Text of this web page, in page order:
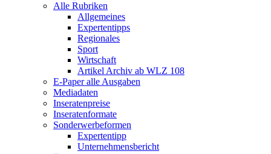
Alle Rubriken
Allgemeines
Expertentipps
Regionales
Sport
Wirtschaft
Artikel Archiv ab WLZ 108
E-Paper alle Ausgaben
Mediadaten
Inseratenpreise
Inseratenformate
Sonderwerbeformen
Expertentipp
Unternehmensbericht